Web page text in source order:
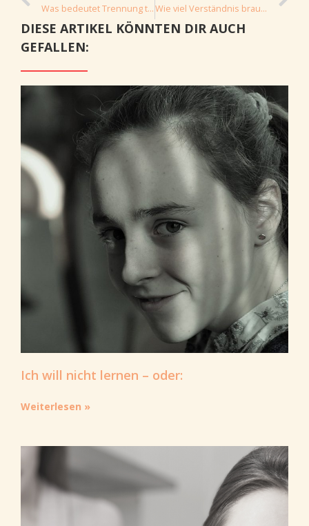
Was bedeutet Trennung tatsächlich für Dein Kind? Wie viel Verständnis braucht Dein Kind?
DIESE ARTIKEL KÖNNTEN DIR AUCH
GEFALLEN:
Ich will nicht lernen – oder:
Weiterlesen »